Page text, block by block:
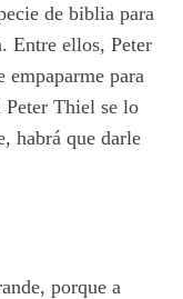
de biblia para
Entre ellos, Peter
para
Peter Thiel se lo
habrá que darle
porque a